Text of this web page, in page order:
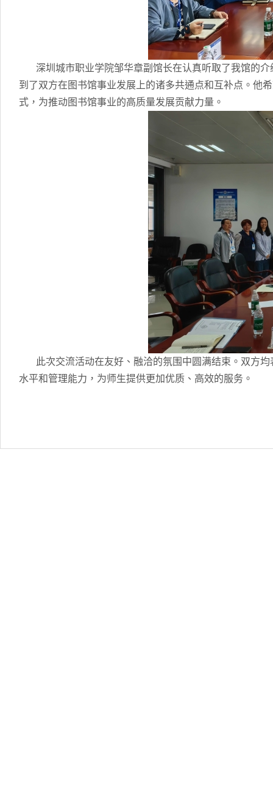
深圳城市职业学院邹华章副馆长在认真听取了我馆的介
到了双方在图书馆事业发展上的诸多共通点和互补点。他
式，为推动图书馆事业的高质量发展贡献力量。
此次交流活动在友好、融洽的氛围中圆满结束。双方均
水平和管理能力，为师生提供更加优质、高效的服务。